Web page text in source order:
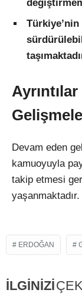
Devam eden
kamuoyuyla
takip etmesi
yaşanmaktadır.
ERDOĞAN
İLGİNİZİ